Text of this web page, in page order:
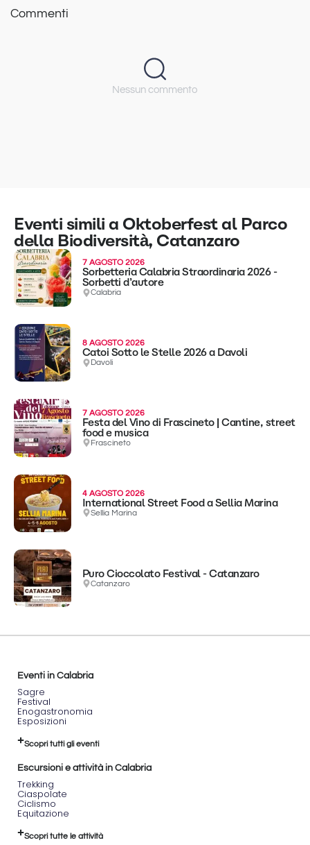
Commenti
Nessun commento
Eventi simili a Oktoberfest al Parco
della Biodiversità, Catanzaro
7 AGOSTO 2026
Sorbetteria Calabria Straordinaria 2026 -
Sorbetti d’autore
Calabria
8 AGOSTO 2026
Catoi Sotto le Stelle 2026 a Davoli
Davoli
7 AGOSTO 2026
Festa del Vino di Frascineto | Cantine, street
food e musica
Frascineto
4 AGOSTO 2026
International Street Food a Sellia Marina
Sellia Marina
Puro Cioccolato Festival - Catanzaro
Catanzaro
Eventi in Calabria
Sagre
Festival
Enogastronomia
Esposizioni
Scopri tutti gli eventi
Escursioni e attività in Calabria
Trekking
Ciaspolate
Ciclismo
Equitazione
Scopri tutte le attività